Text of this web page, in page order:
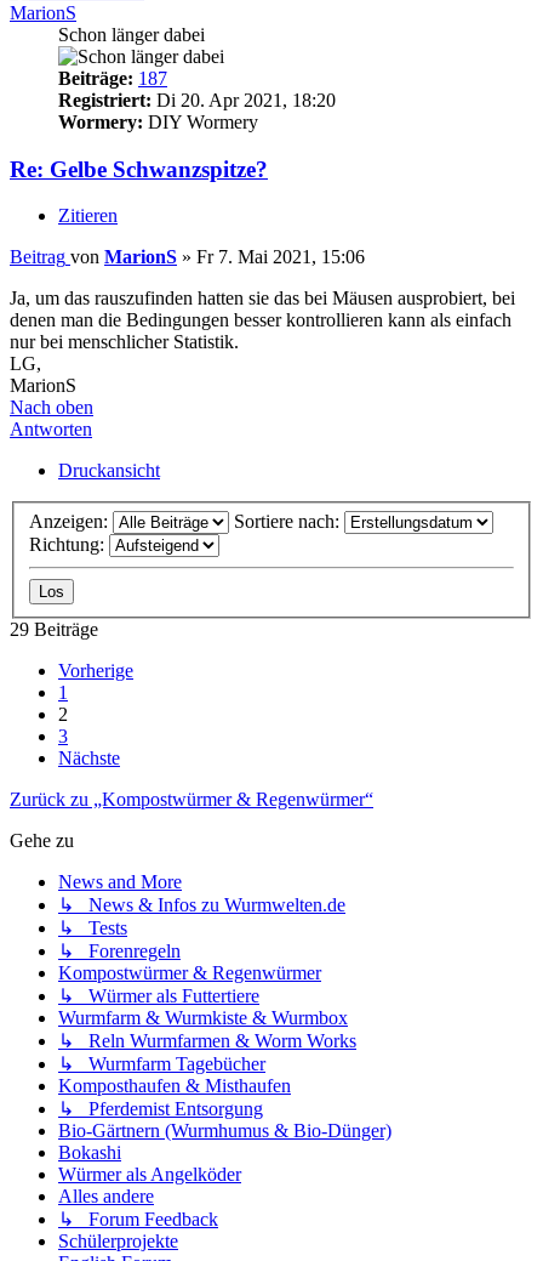
MarionS
Schon länger dabei
Beiträge: 187
Registriert: Di 20. Apr 2021, 18:20
Wormery: DIY Wormery
Re: Gelbe Schwanzspitze?
Zitieren
Beitrag von MarionS » Fr 7. Mai 2021, 15:06
Ja, um das rauszufinden hatten sie das bei Mäusen ausprobiert, bei
denen man die Bedingungen besser kontrollieren kann als einfach
nur bei menschlicher Statistik.
LG,
MarionS
Nach oben
Antworten
Druckansicht
Anzeigen:
Sortiere nach:
Richtung:
29 Beiträge
Vorherige
1
2
3
Nächste
Zurück zu „Kompostwürmer & Regenwürmer“
Gehe zu
News and More
↳ News & Infos zu Wurmwelten.de
↳ Tests
↳ Forenregeln
Kompostwürmer & Regenwürmer
↳ Würmer als Futtertiere
Wurmfarm & Wurmkiste & Wurmbox
↳ Reln Wurmfarmen & Worm Works
↳ Wurmfarm Tagebücher
Komposthaufen & Misthaufen
↳ Pferdemist Entsorgung
Bio-Gärtnern (Wurmhumus & Bio-Dünger)
Bokashi
Würmer als Angelköder
Alles andere
↳ Forum Feedback
Schülerprojekte